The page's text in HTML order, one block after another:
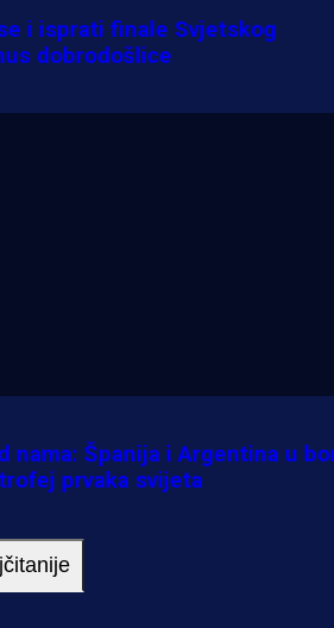
i isprati finale Svjetskog
dobrodošlice
nama: Španija i Argentina u
prvaka svijeta